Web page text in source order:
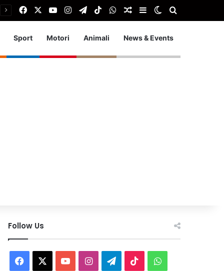
FacebookYou TubeInstagram
TelegramTikTokWhatsApp
Articolo Random
Barra laterale
Cambia aspetto
Sport Motori Animali News & Events
Follow Us
Facebook You InstagramTelegram
TikTokWhatsApp